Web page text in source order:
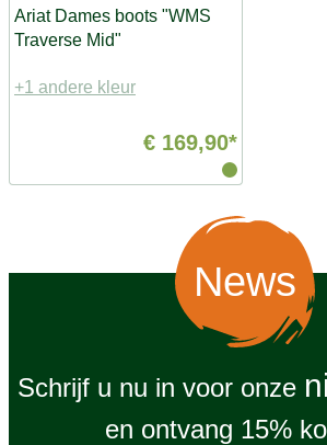
Ariat Dames boots "WMS
Traverse Mid"
+1 andere kleur
€ 169,90*
News
Schrijf u nu in voor onze
en ontvang 15%